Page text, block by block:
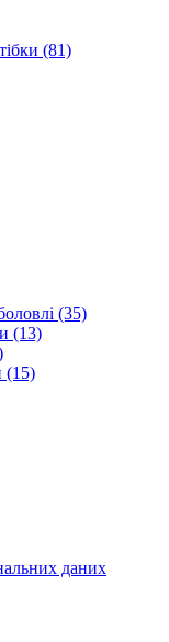
(81)
(35)
(13)
(15)
даних